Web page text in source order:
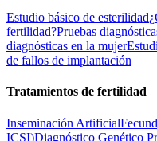
Estudio básico de esterilidad
fertilidad?Pruebas
diagnósticas en la mujer
de fallos de implantación
Tratamientos de fertilidad
Inseminación Artificial
ICSI)Diagnóstico Genético